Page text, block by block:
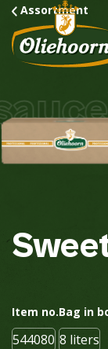
Assortment
Item no.
544080
Bag in
8 liters